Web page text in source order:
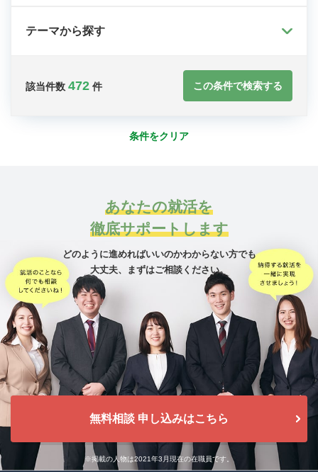
テーマから探す
該当件数 472 件 この条件で検索する
条件をクリア
あなたの就活を
徹底サポートします
どのように進めればいいのかわからない方でも
大丈夫、
まずはご相談ください。
無料相談 申し込みはこちら
※掲載の人物は2021年3月現在の在職員です。